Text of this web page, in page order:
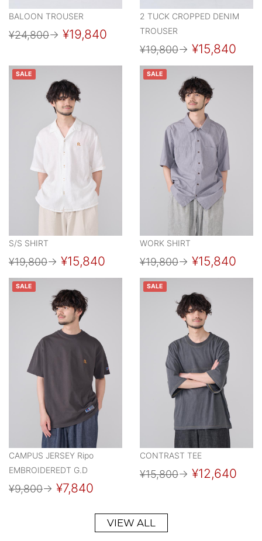
BALOON TROUSER
¥24,800→ ¥19,840
2 TUCK CROPPED DENIM
TROUSER
¥19,800→ ¥15,840
SALE
S/S SHIRT
¥19,800→ ¥15,840
SALE
WORK SHIRT
¥19,800→ ¥15,840
SALE
CAMPUS JERSEY Ripo
EMBROIDEREDT G.D
¥9,800→ ¥7,840
SALE
CONTRAST TEE
¥15,800→ ¥12,640
VIEW ALL